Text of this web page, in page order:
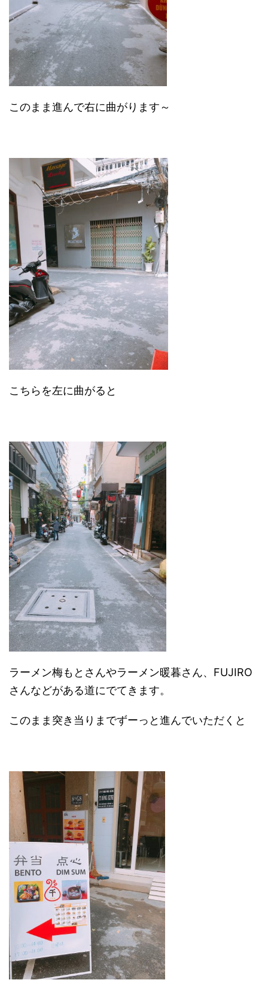
このまま進んで右に曲がります～
こちらを左に曲がると
ラーメン梅もとさんやラーメン暖暮さん、FUJIRO
さんなどがある道にでてきます。
このまま突き当りまでずーっと進んでいただくと